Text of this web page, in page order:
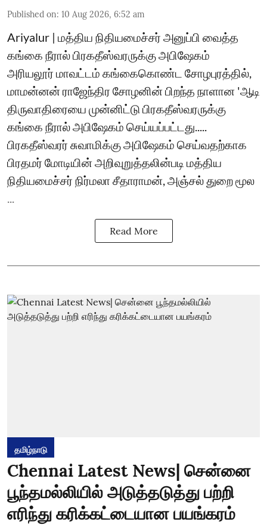
Published on: 10 Aug 2026, 6:52 am
Ariyalur | மத்திய நிதியமைச்சர் அனுப்பி வைத்த
கங்கை நீரால் பிரகதீஸ்வரருக்கு அபிஷேகம்
அரியலூர் மாவட்டம் கங்கைகொண்ட சோழபுரத்தில்,
மாமன்னன் ராஜேந்திர சோழனின் பிறந்த நாளான 'ஆடி
திருவாதிரையை முன்னிட்டு பிரகதீஸ்வரருக்கு
கங்கை நீரால் அபிஷேகம் செய்யப்பட்டது.....
பிரகதீஸ்வரர் சுவாமிக்கு அபிஷேகம் செய்வதற்காக
பிரதமர் மோடியின் அறிவுறுத்தலின்படி மத்திய
நிதியமைச்சர் நிர்மலா சீதாராமன், அஞ்சல் துறை மூல
...
Read More
தமிழ்நாடு
Chennai Latest News| சென்னை
பூந்தமல்லியில் அடுத்தடுத்து பற்றி
எரிந்து கரிக்கட்டையான பயங்கரம்